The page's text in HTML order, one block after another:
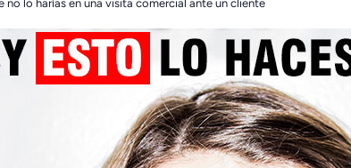
no lo harías en una visita comercial ante un cliente